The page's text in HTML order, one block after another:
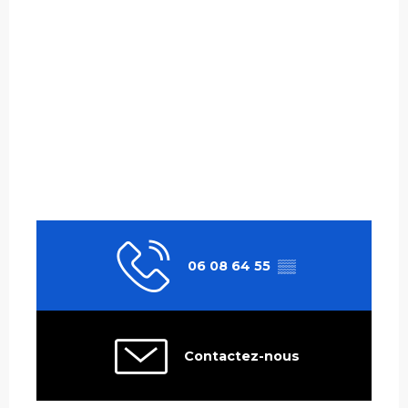
06 08 64 55 ▒▒
Contactez-nous